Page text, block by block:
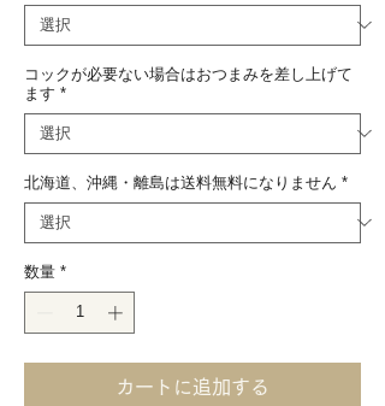
コックが必要ない場合はおつまみを差し上げて
ます *
北海道、沖縄・離島は送料無料になりません *
数量 *
カートに追加する